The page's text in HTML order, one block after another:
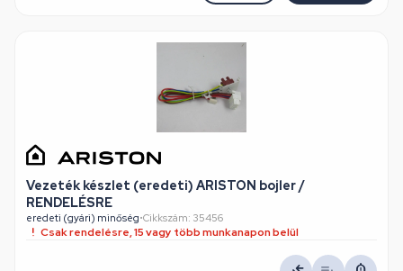
Vezeték készlet (eredeti) ARISTON bojler /
RENDELÉSRE
eredeti (gyári) minőség•Cikkszám: 35456
Csak rendelésre, 15 vagy több munkanapon belül